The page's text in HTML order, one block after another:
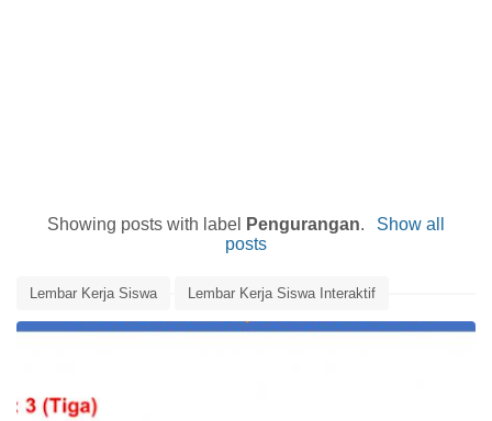
Showing posts with label Pengurangan.
Show all
posts
Lembar Kerja Siswa Lembar Kerja Siswa Interaktif
Matematika Media Pembelajaran Pembagian